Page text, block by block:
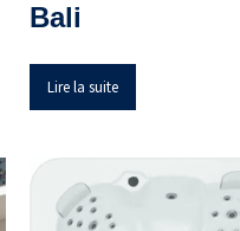
Bali
Lire la suite